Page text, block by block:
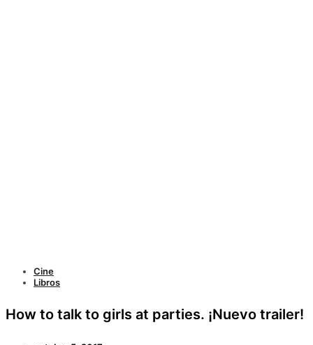
Cine
Libros
How to talk to girls at parties. ¡Nuevo trailer!